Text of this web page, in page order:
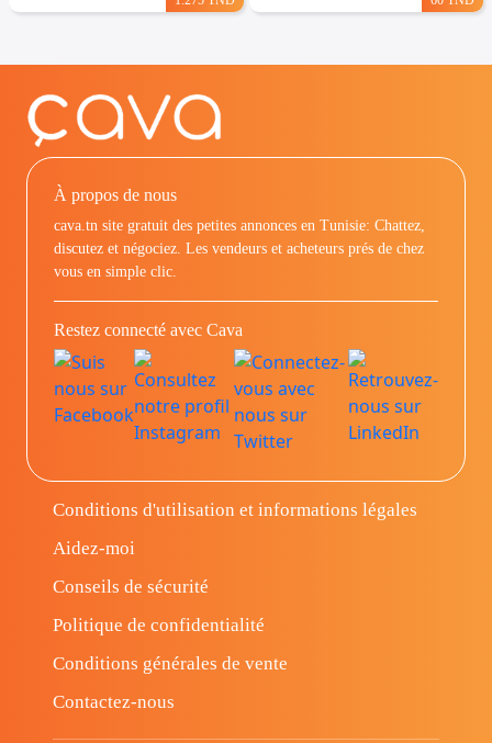
À propos de nous
cava.tn site gratuit des petites annonces en Tunisie: Chattez,
discutez et négociez. Les vendeurs et acheteurs prés de chez
vous en simple clic.
Restez connecté avec Cava
Conditions d'utilisation et informations légales
Aidez-moi
Conseils de sécurité
Politique de confidentialité
Conditions générales de vente
Contactez-nous